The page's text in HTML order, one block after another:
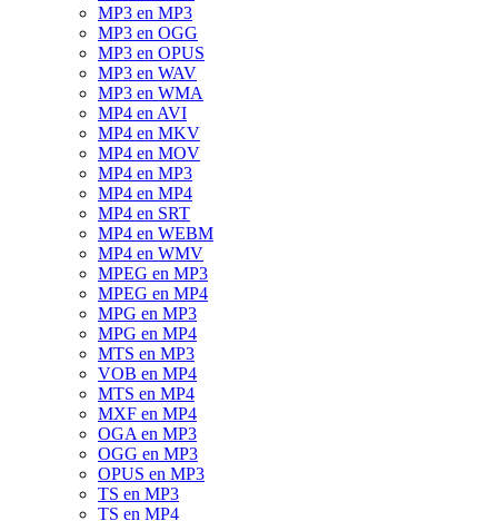
MP3 en MP3
MP3 en OGG
MP3 en OPUS
MP3 en WAV
MP3 en WMA
MP4 en AVI
MP4 en MKV
MP4 en MOV
MP4 en MP3
MP4 en MP4
MP4 en SRT
MP4 en WEBM
MP4 en WMV
MPEG en MP3
MPEG en MP4
MPG en MP3
MPG en MP4
MTS en MP3
VOB en MP4
MTS en MP4
MXF en MP4
OGA en MP3
OGG en MP3
OPUS en MP3
TS en MP3
TS en MP4